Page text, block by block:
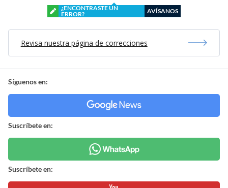
¿ENCONTRASTE UN
ERROR?
AVÍSANOS
Revisa nuestra página de correcciones
Síguenos en:
Suscríbete en:
Suscríbete en: